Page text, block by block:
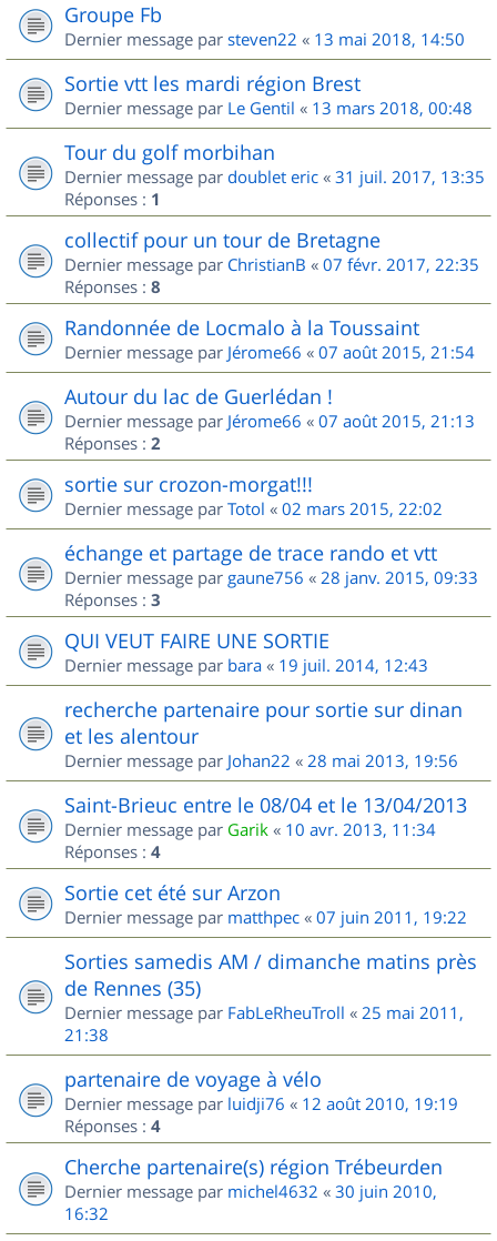
Groupe Fb
Dernier message par steven22 « 13 mai 2018, 14:50
Sortie vtt les mardi région Brest
Dernier message par Le Gentil « 13 mars 2018, 00:48
Tour du golf morbihan
Dernier message par doublet eric « 31 juil. 2017, 13:35
Réponses : 1
collectif pour un tour de Bretagne
Dernier message par ChristianB « 07 févr. 2017, 22:35
Réponses : 8
Randonnée de Locmalo à la Toussaint
Dernier message par Jérome66 « 07 août 2015, 21:54
Autour du lac de Guerlédan !
Dernier message par Jérome66 « 07 août 2015, 21:13
Réponses : 2
sortie sur crozon-morgat!!!
Dernier message par Totol « 02 mars 2015, 22:02
échange et partage de trace rando et vtt
Dernier message par gaune756 « 28 janv. 2015, 09:33
Réponses : 3
QUI VEUT FAIRE UNE SORTIE
Dernier message par bara « 19 juil. 2014, 12:43
recherche partenaire pour sortie sur dinan
et les alentour
Dernier message par Johan22 « 28 mai 2013, 19:56
Saint-Brieuc entre le 08/04 et le 13/04/2013
Dernier message par Garik « 10 avr. 2013, 11:34
Réponses : 4
Sortie cet été sur Arzon
Dernier message par matthpec « 07 juin 2011, 19:22
Sorties samedis AM / dimanche matins près
de Rennes (35)
Dernier message par FabLeRheuTroll « 25 mai 2011,
21:38
partenaire de voyage à vélo
Dernier message par luidji76 « 12 août 2010, 19:19
Réponses : 4
Cherche partenaire(s) région Trébeurden
Dernier message par michel4632 « 30 juin 2010,
16:32